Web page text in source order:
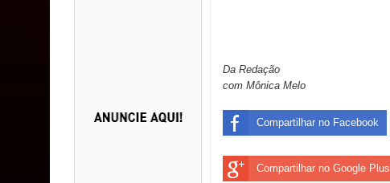
Da Redação
com Mônica Melo
Compartilhar no Facebook
Compartilhar no Google Plus